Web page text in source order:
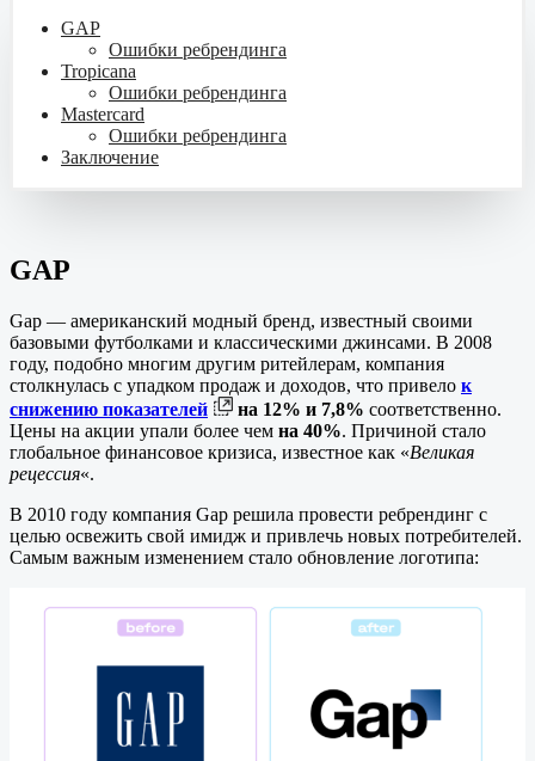
GAP
Ошибки ребрендинга
Tropicana
Ошибки ребрендинга
Mastercard
Ошибки ребрендинга
Заключение
GAP
Gap — американский модный бренд, известный своими
базовыми футболками и классическими джинсами. В 2008
году, подобно многим другим ритейлерам, компания
столкнулась с упадком продаж и доходов, что привело к
снижению показателей
на 12% и 7,8% соответственно.
Цены на акции упали более чем на 40%. Причиной стало
глобальное финансовое кризиса, известное как «Великая
рецессия«.
В 2010 году компания Gap решила провести ребрендинг с
целью освежить свой имидж и привлечь новых потребителей.
Самым важным изменением стало обновление логотипа: